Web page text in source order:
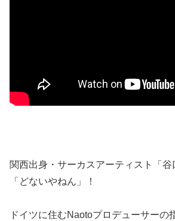
関西出身・サーカスアーティスト「
「どないやねん」！
ドイツに住むNaotoプロデューサーの